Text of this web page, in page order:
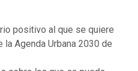
positivo al que se quiere
la Agenda Urbana 2030 de